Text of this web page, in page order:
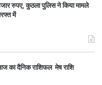
रुपए, कुठला पुलिस ने किया मामले
में
का दैनिक राशिफल मेष राशि